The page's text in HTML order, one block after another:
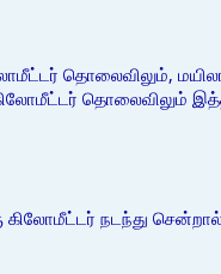
தொலைவிலும்,
தொலைவிலும்
கிலோமீட்டர் நடந்து